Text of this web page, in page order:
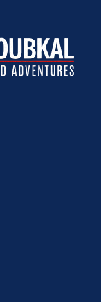
salgas o
momento con
de trekking
un
beber,
a ellos
parte